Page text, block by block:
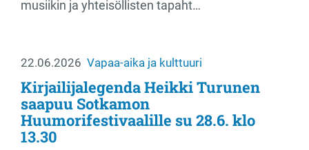
musiikin ja yhteisöllisten tapaht…
22.06.2026 Vapaa-aika ja kulttuuri
Kirjailijalegenda Heikki Turunen
saapuu Sotkamon
Huumorifestivaalille su 28.6. klo
13.30